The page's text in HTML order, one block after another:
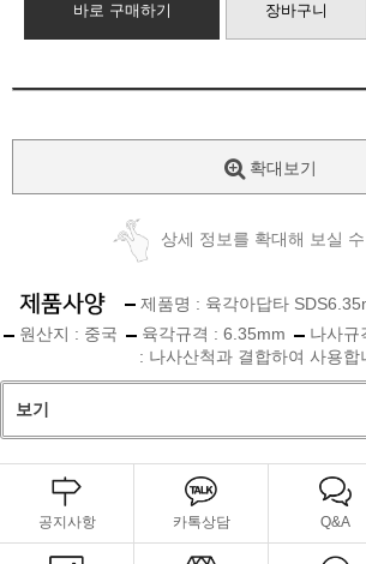
바로 구매하기 장바구니
확대보기
상세 정보를 확대해 보실
제품명 : 육각아답타
원산지 : 중국
육각규격 : 6.35mm 나사규
: 나사산척과 결합하여 사용합
보기
공지사항 카톡상담 Q&A